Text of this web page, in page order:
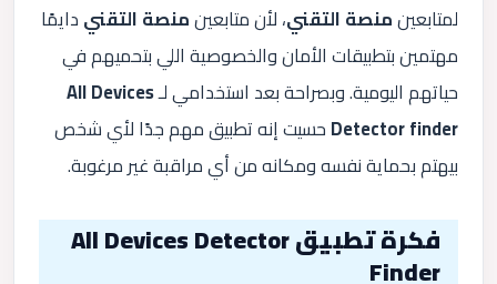
لمتابعينمنصة التقني، لأن متابعينمنصة التقني دايمًا
مهتمين بتطبيقات الأمان والخصوصية اللي بتحميهم في
حياتهم اليومية. وبصراحة بعد استخدامي لـAll Devices
Detector finder حسيت إنه تطبيق مهم جدًا لأي شخص
بيهتم بحماية نفسه ومكانه من أي مراقبة غير مرغوبة.
فكرة تطبيق All Devices Detector
Finder